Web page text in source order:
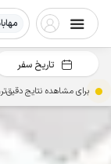
تاریخ سفر
برای مشاهده نتایج دقیق‌تر،